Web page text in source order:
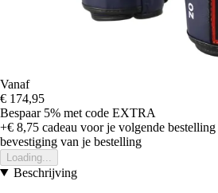
Vanaf
€ 174,95
Bespaar 5% met code EXTRA
+€ 8,75 cadeau voor je volgende bestelling
bevestiging van je bestelling
Loading...
Beschrijving